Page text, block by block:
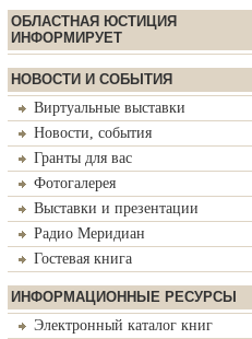
ОБЛАСТНАЯ ЮСТИЦИЯ
ИНФОРМИРУЕТ
НОВОСТИ И СОБЫТИЯ
Виртуальные выставки
Новости, события
Гранты для вас
Фотогалерея
Выставки и презентации
Радио Меридиан
Гостевая книга
ИНФОРМАЦИОННЫЕ РЕСУРСЫ
Электронный каталог книг